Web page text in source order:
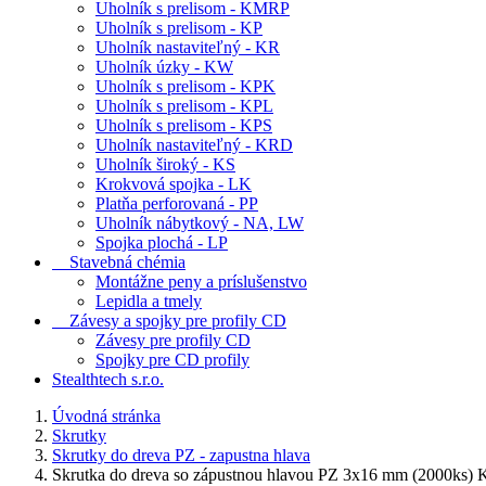
Uholník s prelisom - KMRP
Uholník s prelisom - KP
Uholník nastaviteľný - KR
Uholník úzky - KW
Uholník s prelisom - KPK
Uholník s prelisom - KPL
Uholník s prelisom - KPS
Uholník nastaviteľný - KRD
Uholník široký - KS
Krokvová spojka - LK
Platňa perforovaná - PP
Uholník nábytkový - NA, LW
Spojka plochá - LP
Stavebná chémia
Montážne peny a príslušenstvo
Lepidla a tmely
Závesy a spojky pre profily CD
Závesy pre profily CD
Spojky pre CD profily
Stealthtech s.r.o.
Úvodná stránka
Skrutky
Skrutky do dreva PZ - zapustna hlava
Skrutka do dreva so zápustnou hlavou PZ 3x16 mm (2000ks)